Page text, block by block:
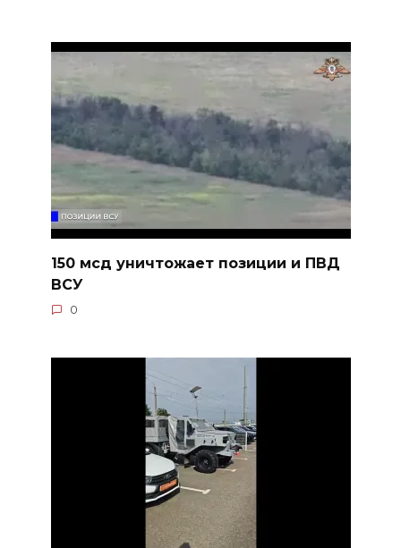
150 мсд уничтожает позиции и ПВД
ВСУ
0